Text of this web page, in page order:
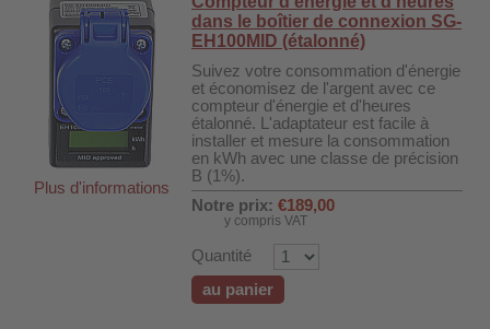
Plus d'informations
dans le boîtier de connexion SG-
EH100MID (étalonné)
Suivez votre consommation d'énergie
et économisez de l'argent avec ce
compteur d'énergie et d'heures
étalonné. L'adaptateur est facile à
installer et mesure la consommation
en kWh avec une classe de précision
B (1%).
Notre prix: €189,00
y compris VAT
Quantité
au panier